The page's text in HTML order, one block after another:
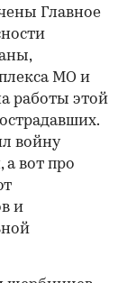
Главное
МО и
работы этой
войну
вот про
и